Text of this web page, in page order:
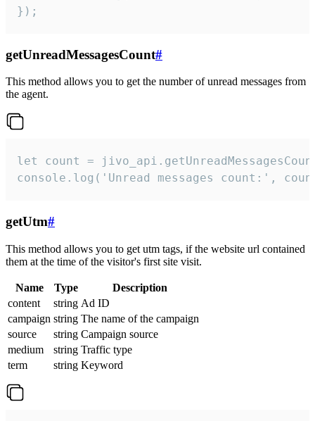
});
getUnreadMessagesCount#
This method allows you to get the number of unread messages from
the agent.
let count =
console.log('Unread messages count:',
getUtm#
This method allows you to get utm tags, if the website url contained
them at the time of the visitor's first site visit.
Name Type
Description
content
string Ad ID
campaign string The name of the campaign
source
string Campaign source
medium
string Traffic type
term
string Keyword